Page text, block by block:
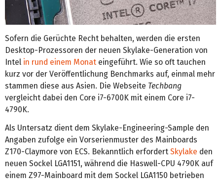
Sofern die Gerüchte Recht behalten, werden die ersten
Desktop-Prozessoren der neuen Skylake-Generation von
Intel in rund einem Monat eingeführt. Wie so oft tauchen
kurz vor der Veröffentlichung Benchmarks auf, einmal mehr
stammen diese aus Asien. Die Webseite Techbang
vergleicht dabei den Core i7-6700K mit einem Core i7-
4790K.
Als Untersatz dient dem Skylake-Engineering-Sample den
Angaben zufolge ein Vorserienmuster des Mainboards
Z170-Claymore von ECS. Bekanntlich erfordert Skylake den
neuen Sockel LGA1151, während die Haswell-CPU 4790K auf
einem Z97-Mainboard mit dem Sockel LGA1150 betrieben